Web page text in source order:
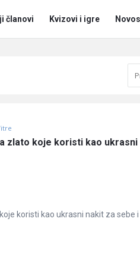
članovi Kvizovi i igre
zlato koje koristi kao
koristi kao ukrasni nakit za sebe